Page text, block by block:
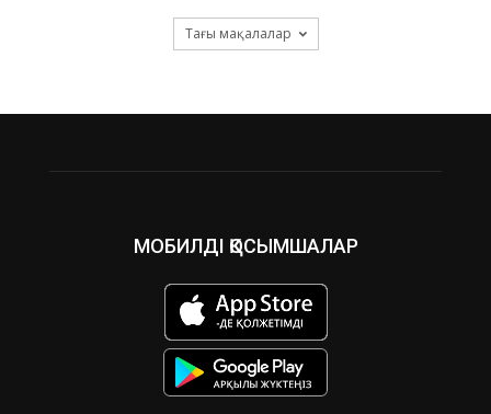
Тағы мақалалар
МОБИЛДІ ҚОСЫМШАЛАР